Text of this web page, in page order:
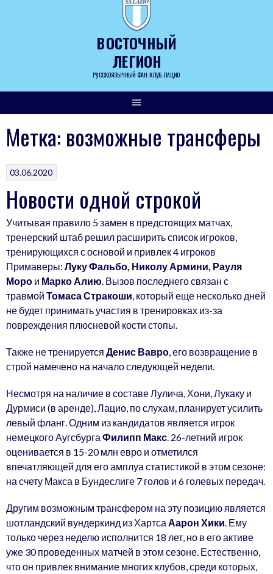
ВОСТОЧНЫЙ
ЛЕГИОН
РУССКОЯЗЫЧНЫЙ ФАН-КЛУБ ЛАЦИО
Метка: возможные трансферы
03.06.2020
Новости одной строкой
Учитывая правило 5 замен в предстоящих матчах,
тренерский штаб решил расширить список игроков,
тренирующихся с основой и привлек 4 игроков
Примаверы: Луку Фальбо, Николу Армини, Рауля
Моро и Марко Алию . Вызов последнего связан с
травмой Томаса Стракоши , который еще несколько дней
не будет принимать участия в тренировках из-за
повреждения плюсневой кости стопы.
Также не тренируется Денис Вавро , его возвращение в
строй намечено на начало следующей недели.
Несмотря на наличие в составе Лулича, Хони, Лукаку и
Дурмиси (в аренде), Лацио, по слухам, планирует усилить
левый фланг. Одним из кандидатов является игрок
немецкого Аугсбурга Филипп Макс . 26-летний игрок
оценивается в 15-20 млн евро и отметился
впечатляющей для его амплуа статистикой в этом сезоне:
на счету Макса в Бундеслиге 7 голов и 6 голевых передач.
Другим возможным трансфером на эту позицию является
шотландский вундеркинд из Хартса Аарон Хики . Ему
только через неделю исполнится 18 лет, но в его активе
уже 30 проведенных матчей в этом сезоне. Естественно,
что он привлек внимание многих клубов, среди которых,